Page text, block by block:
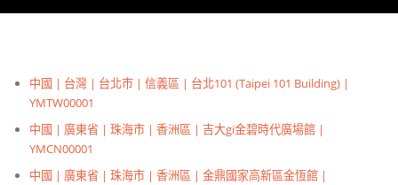
中國 | 台灣 | 台北市 | 信義區 | 台北101 (Taipei 101 Building) |
YMTW00001
中國 | 廣東省 | 珠海市 | 香洲區 | 吉大gi金碧時代廣場館 |
YMCN00001
中國 | 廣東省 | 珠海市 | 香洲區 | 金鼎國家高新區金恆館 |